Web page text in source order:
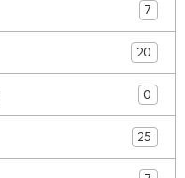
7
20
0
25